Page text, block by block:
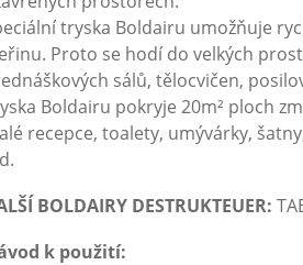
tryska Boldairu umožňuje
Proto se hodí do velkých
sálů, tělocvičen,
Boldairu pokryje 20m² ploch
recepce, toalety, umývárky,
BOLDAIRY DESTRUKTEUER:
k použití: